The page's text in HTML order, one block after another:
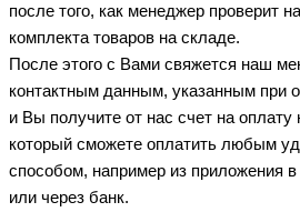
после того, как менеджер проверит
комплекта товаров на складе.
После этого с Вами свяжется наш
контактным данным, указанным при
и Вы получите от нас счет на
который сможете оплатить любым
способом, например из приложения
или через банк.